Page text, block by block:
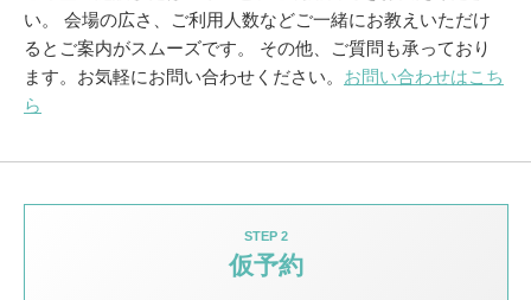
い。
会場の広さ、ご利用人数などご一緒にお教えいただけ
るとご案内がスムーズです。
その他、ご質問も承っており
ます。お気軽にお問い合わせください。 お問い合わせはこち
ら
STEP 2
仮予約